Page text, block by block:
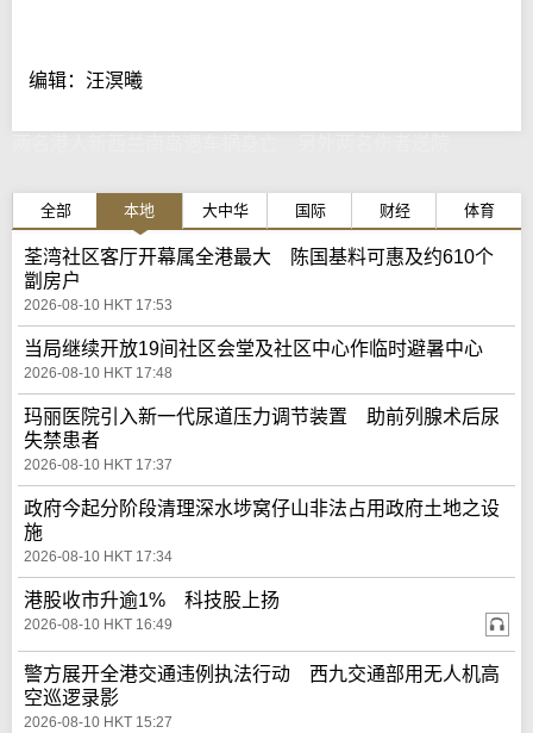
编辑：汪溟曦
全部 本地 大中华 国际 财经 体育
荃湾社区客厅开幕属全港最大 陈国基料可惠及约610个
劏房户
2026-08-10 HKT 17:53
当局继续开放19间社区会堂及社区中心作临时避暑中心
2026-08-10 HKT 17:48
玛丽医院引入新一代尿道压力调节装置 助前列腺术后尿
失禁患者
2026-08-10 HKT 17:37
政府今起分阶段清理深水埗窝仔山非法占用政府土地之设
施
2026-08-10 HKT 17:34
港股收市升逾1% 科技股上扬
2026-08-10 HKT 16:49
警方展开全港交通违例执法行动 西九交通部用无人机高
空巡逻录影
2026-08-10 HKT 15:27